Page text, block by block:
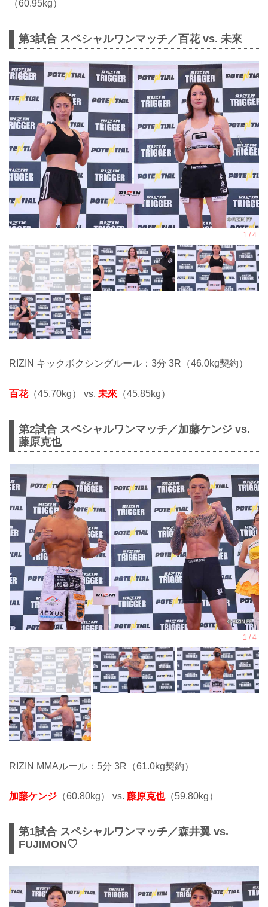
（60.95kg）
第3試合 スペシャルワンマッチ／百花 vs. 未來
RIZIN キックボクシングルール：3分 3R（46.0kg契約）
百花（45.70kg） vs. 未來 （45.85kg）
第2試合 スペシャルワンマッチ／加藤ケンジ vs.
藤原克也
RIZIN MMAルール：5分 3R（61.0kg契約）
加藤ケンジ （60.80kg） vs. 藤原克也（59.80kg）
第1試合 スペシャルワンマッチ／森井翼 vs.
FUJIMON♡